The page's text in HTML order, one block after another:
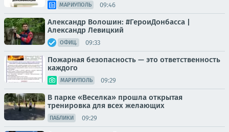
МАРИУПОЛЬ 09:46
Александр Волошин: #ГероиДонбасса |
Александр Левицкий
ОФИЦ. 09:33
Пожарная безопасность — это ответственность
каждого
МАРИУПОЛЬ 09:29
В парке «Веселка» прошла открытая
тренировка для всех желающих
ПАБЛИКИ 09:29